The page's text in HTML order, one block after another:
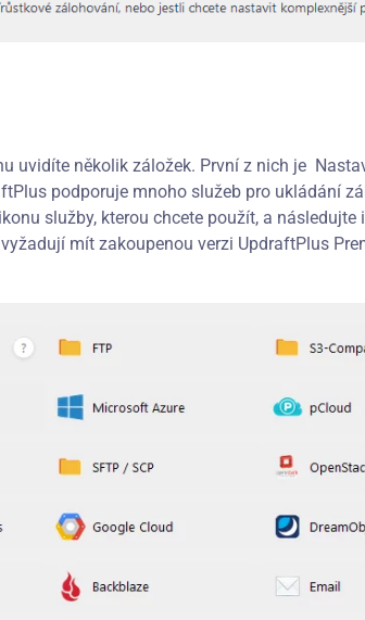
uvidíte několik záložek. První z nich je
podporuje mnoho služeb pro ukládání
služby, kterou chcete použít, a následujte
mít zakoupenou verzi UpdraftPlus